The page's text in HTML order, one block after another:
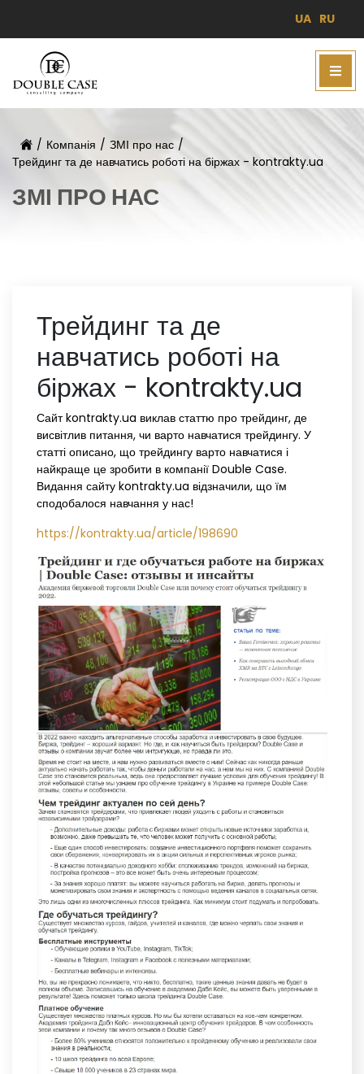
UA RU
/ Компанія / ЗМІ про нас /
Трейдинг та де навчатись роботі на біржах - kontrakty.ua
ЗМІ ПРО НАС
Трейдинг та де
навчатись роботі на
біржах - kontrakty.ua
Сайт kontrakty.ua виклав статтю про трейдинг, де
висвітлив питання, чи варто навчатися трейдингу. У
статті описано, що трейдингу варто навчатися і
найкраще це зробити в компанії Double Case.
Видання сайту kontrakty.ua відзначили, що їм
сподобалося навчання у нас!
https://kontrakty.ua/article/198690